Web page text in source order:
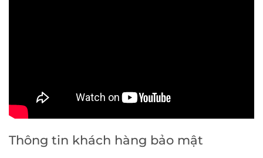
Thông tin khách hàng bảo mật